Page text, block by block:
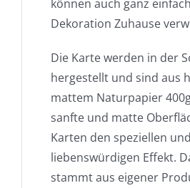
können auch ganz
Dekoration Zuhause
Die Karte werden in der
hergestellt und sind aus
mattem Naturpapier
sanfte und matte
Karten den speziellen und
liebenswürdigen Effekt.
stammt aus eigener